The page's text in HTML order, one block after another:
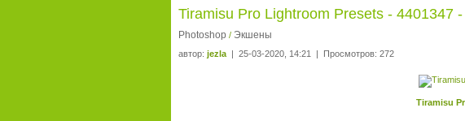
Tiramisu Pro Lightroom Presets - 4401347
Photoshop / Экшены
автор: jezla | 25-03-2020, 14:21 | Просмотров: 272
Tiramisu